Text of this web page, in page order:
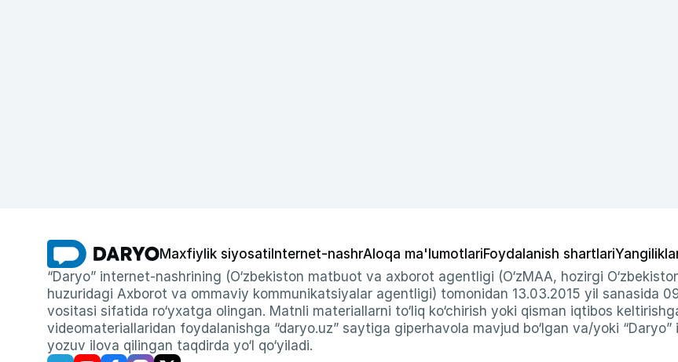
Maxfiylik siyosati Internet-nashrAloqa ma'lumotlariFoydalanish shartlari
“Daryo” internet-nashrining (O‘zbekiston matbuot va axborot agentligi (O‘zMAA, hozirgi
huzuridagi Axborot va ommaviy kommunikatsiyalar agentligi) tomonidan 13.03.2015 yil sanasida
vositasi sifatida ro‘yxatga olingan. Matnli materiallarni to‘liq ko‘chirish yoki qisman iqtibos
videomateriallaridan foydalanishga “daryo.uz” saytiga giperhavola mavjud bo‘lgan va/yoki
yozuv ilova qilingan taqdirda yo‘l qo‘yiladi.